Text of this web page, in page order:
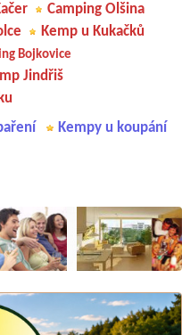
Camping Olšina
Kemp u Kukačků
Bojkovice
Jindřiš
Kempy u koupání